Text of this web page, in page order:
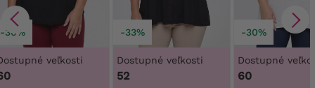
-30%
veľkosti
-33%
Dostupné veľkosti
52
-30%
Dostupné
60